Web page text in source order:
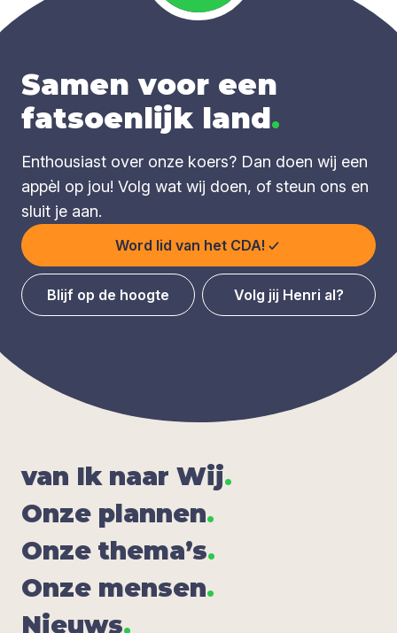
Samen voor een
fatsoenlijk land.
Enthousiast over onze koers? Dan doen wij een
appèl op jou! Volg wat wij doen, of steun ons en
sluit je aan.
Word lid van het CDA!
Blijf op de hoogte Volg jij Henri al?
van Ik naar Wij.
Onze plan­nen.
Onze the­ma’s.
Onze men­sen.
Nieuws.